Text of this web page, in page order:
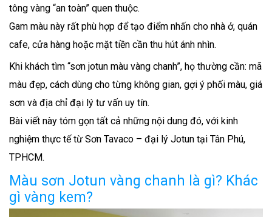
tông vàng “an toàn” quen thuộc.
Gam màu này rất phù hợp để tạo điểm nhấn cho nhà ở, quán
cafe, cửa hàng hoặc mặt tiền cần thu hút ánh nhìn.
Khi khách tìm “sơn jotun màu vàng chanh”, họ thường cần: mã
màu đẹp, cách dùng cho từng không gian, gợi ý phối màu, giá
sơn và địa chỉ đại lý tư vấn uy tín.
Bài viết này tóm gọn tất cả những nội dung đó, với kinh
nghiệm thực tế từ Sơn Tavaco – đại lý Jotun tại Tân Phú,
TPHCM.
Màu sơn Jotun vàng chanh là gì? Khác
gì vàng kem?